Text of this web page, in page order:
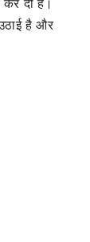
है और